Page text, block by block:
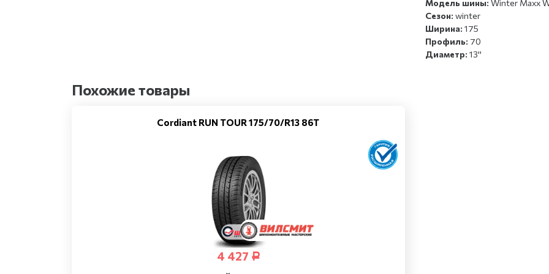
Модель шины:Winter Maxx
Сезон:winter
Ширина:175
Профиль: 70
Диаметр:13''
Похожие товары
Cordiant RUN TOUR 175/70/R13 86T
4 427 Р